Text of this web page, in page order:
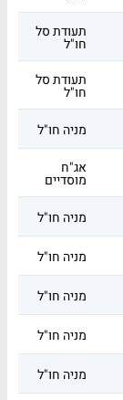
תעודת סל
חו"ל
תעודת סל
חו"ל
מניה חו"ל
אג"ח
מוסדיים
מניה חו"ל
מניה חו"ל
מניה חו"ל
מניה חו"ל
מניה חו"ל